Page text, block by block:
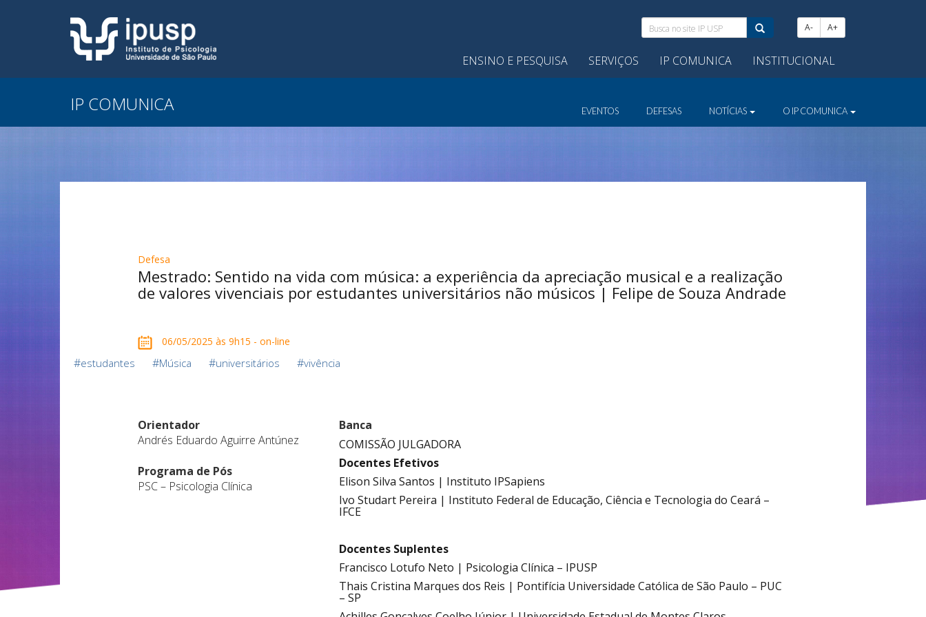
Busca
no
site
IP
A- A+
ENSINO E PESQUISA SERVIÇOS IP COMUNICA INSTITUCIONAL
IP COMUNICA EVENTOS DEFESAS NOTÍCIAS O IP COMUNICA
Defesa
Mestrado: Sentido na vida com música: a experiência da apreciação musical e a realização
de valores vivenciais por estudantes universitários não músicos | Felipe de Souza Andrade
06/05/2025 às 9h15 - on-line
#estudantes #Música #universitários #vivência
Orientador
Andrés Eduardo Aguirre Antúnez
Programa de Pós
PSC – Psicologia Clínica
Banca
COMISSÃO JULGADORA
Docentes Efetivos
Elison Silva Santos | Instituto IPSapiens
Ivo Studart Pereira | Instituto Federal de Educação, Ciência e Tecnologia do Ceará –
IFCE
Docentes Suplentes
Francisco Lotufo Neto | Psicologia Clínica – IPUSP
Thais Cristina Marques dos Reis | Pontifícia Universidade Católica de São Paulo – PUC
– SP